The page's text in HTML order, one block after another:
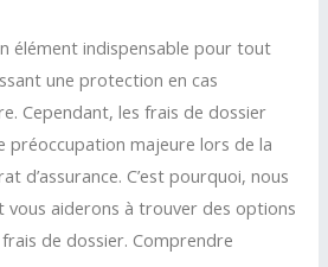
élément indispensable pour tout
une protection en cas
Cependant, les frais de dossier
préoccupation majeure lors de la
d’assurance. C’est pourquoi, nous
vous aiderons à trouver des options
frais de dossier. Comprendre